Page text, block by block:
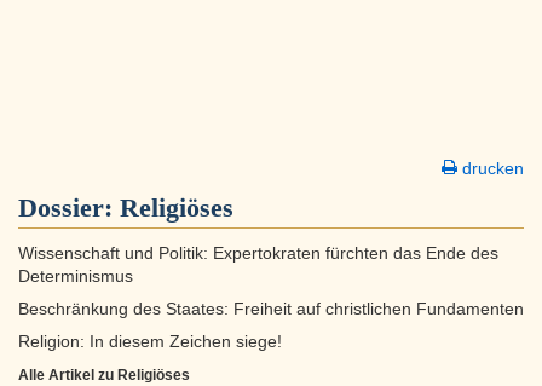
drucken
Dossier: Religiöses
Wissenschaft und Politik: Expertokraten fürchten das Ende des
Determinismus
Beschränkung des Staates: Freiheit auf christlichen Fundamenten
Religion: In diesem Zeichen siege!
Alle Artikel zu Religiöses